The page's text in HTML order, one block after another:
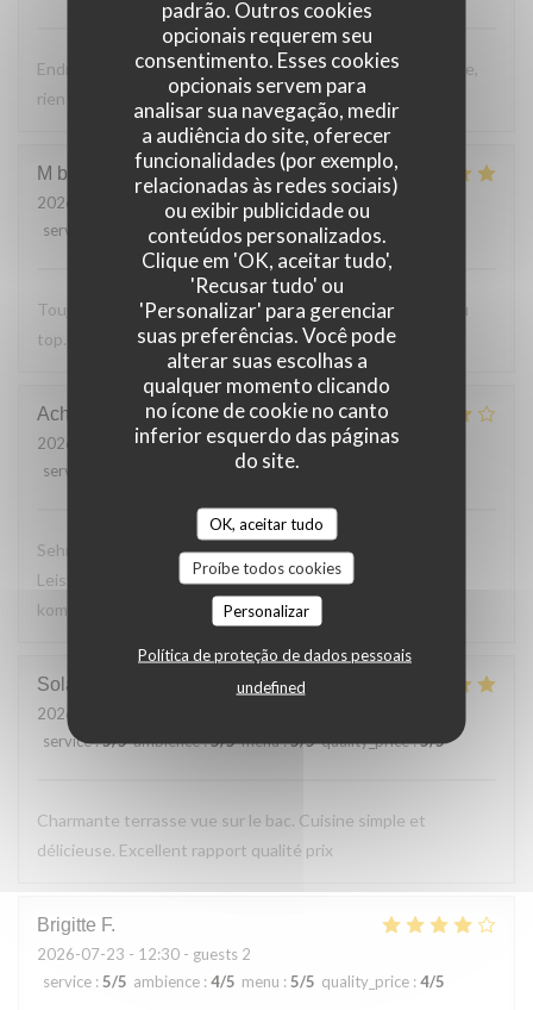
padrão. Outros cookies
opcionais requerem seu
consentimento. Esses cookies
opcionais servem para
analisar sua navegação, medir
a audiência do site, oferecer
funcionalidades (por exemplo,
relacionadas às redes sociais)
ou exibir publicidade ou
conteúdos personalizados.
Clique em 'OK, aceitar tudo',
'Recusar tudo' ou
'Personalizar' para gerenciar
suas preferências. Você pode
alterar suas escolhas a
qualquer momento clicando
no ícone de cookie no canto
inferior esquerdo das páginas
do site.
OK, aceitar tudo
Proíbe todos cookies
Personalizar
Política de proteção de dados pessoais
undefined
Endroit tres accueillant, service efficace, personnel aimable,
rien a reprocher sur les plats.
M bouchon F
2026-07-24
- 19:30 - guests 2
service
ambience:5/5 menu: 5/5 quality_price
Toujours Aussi bon avec les produits locaux, l'accueil et au
top. Lo
Achim
2026-07-24
- 19:30 - guests 2
service
menu:4
Sehr leckeres 3 Gang Menü mit guten Preis
Leistungsverhältnis. Nettes freundliches Personal Wir
kommen gerne wieder
Solange
2026-07-24
service:5/5 ambience:5/5 menu:5/5 quality_price:5/5
Charmante terrasse vue sur le bac. Cuisine simple et
délicieuse. Excellent rapport qualité prix
Brigitte F
2026-07-23 - 12:30 - guests 2
service : 5/5 ambience : 4/5 menu : 5/5 quality_price : 4/5